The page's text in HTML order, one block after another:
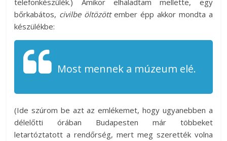
telefonkészülék.) Amikor elhaladtam mellette, egy
bőrkabátos, civilbe öltözöttember épp akkor mondta a
készülékbe:
Most mennek a múzeum elé.
(Ide szúrom be azt az emlékemet, hogy ugyanebben a
délelőtti órában Budapesten már többeket
letartóztatott a rendőrség, mert meg szerették volna